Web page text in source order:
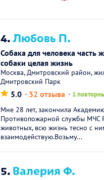
4.Любовь П.
Собака для человека часть
собаки целая жизнь
Москва, Дмитровский район,
Дмитровский Парк
5.0 32 отзыва 1
Мне 28 лет, закончила
Противопожарной службы МЧС
животных, всю жизнь тесно с
взаимодействую.Возьму...
5.Валерия Ф.